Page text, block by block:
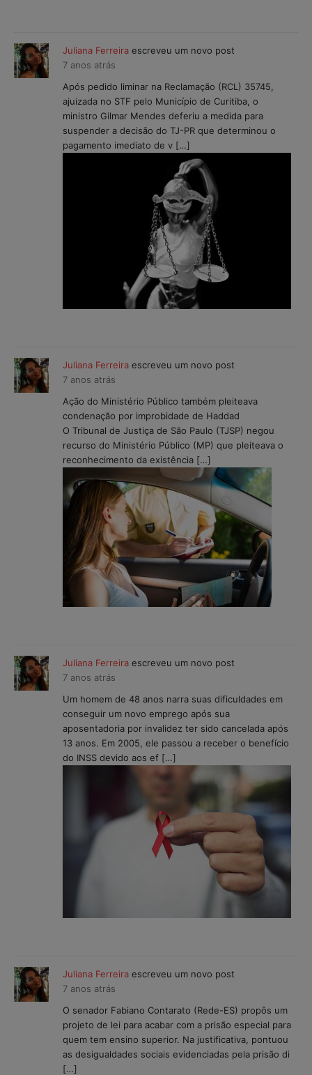
Juliana Ferreira escreveu um novo post
7 anos atrás
Após pedido liminar na Reclamação (RCL) 35745,
ajuizada no STF pelo Município de Curitiba, o
ministro Gilmar Mendes deferiu a medida para
suspender a decisão do TJ-PR que determinou o
pagamento imediato de v […]
Juliana Ferreira escreveu um novo post
7 anos atrás
Ação do Ministério Público também pleiteava
condenação por improbidade de Haddad
O Tribunal de Justiça de São Paulo (TJSP) negou
recurso do Ministério Público (MP) que pleiteava o
reconhecimento da existência […]
Juliana Ferreira escreveu um novo post
7 anos atrás
Um homem de 48 anos narra suas dificuldades em
conseguir um novo emprego após sua
aposentadoria por invalidez ter sido cancelada após
13 anos. Em 2005, ele passou a receber o benefício
do INSS devido aos ef […]
Juliana Ferreira escreveu um novo post
7 anos atrás
O senador Fabiano Contarato (Rede-ES) propôs um
projeto de lei para acabar com a prisão especial para
quem tem ensino superior. Na justificativa, pontuou
as desigualdades sociais evidenciadas pela prisão di
[…]